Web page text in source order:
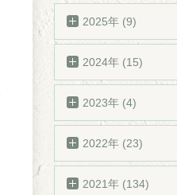
2025年 (9)
2024年 (15)
2023年 (4)
2022年 (23)
2021年 (134)